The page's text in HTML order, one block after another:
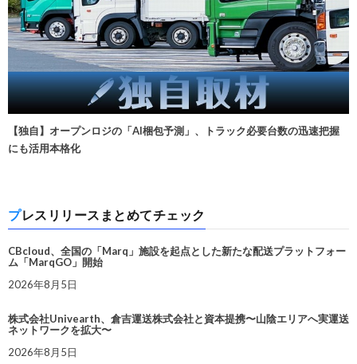
【独自】オープンロジの「AI梱包予測」、トラック必要台数の迅速把握
にも活用本格化
プレスリリースまとめてチェック
CBcloud、全国の「Marq」施設を起点とした新たな配送プラットフォー
ム「MarqGO」開始
2026年8月5日
株式会社Univearth、倉吉運送株式会社と資本提携〜山陰エリアへ実運送
ネットワークを拡大〜
2026年8月5日